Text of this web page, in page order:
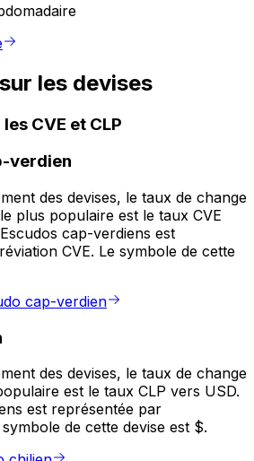
les devises
CVE et CLP
verdien
des devises, le taux de change
plus populaire est le taux CVE
cap-verdiens est
CVE. Le symbole de cette
cap-verdien
des devises, le taux de change
est le taux CLP vers USD.
est représentée par
de cette devise est $.